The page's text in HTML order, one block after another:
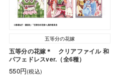
五等分の花嫁
五等分の花嫁＊ クリアファイル 和
パフェドレスver.（全6種）
550円(税込)